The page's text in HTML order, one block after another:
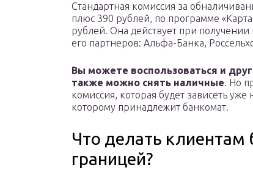
Стандартная комиссия за
плюс 390 рублей, по программе
рублей. Она действует при
его партнеров: Альфа-Банка,
Вы можете воспользоваться и
также можно снять наличные. Но
комиссия, которая будет зависеть
которому принадлежит банкомат.
Что делать клиентам
границей?